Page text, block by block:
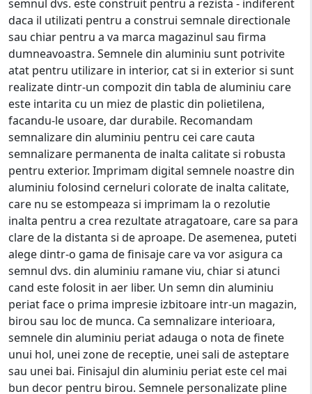
semnul dvs. este construit pentru a rezista - indiferent
daca il utilizati pentru a construi semnale directionale
sau chiar pentru a va marca magazinul sau firma
dumneavoastra. Semnele din aluminiu sunt potrivite
atat pentru utilizare in interior, cat si in exterior si sunt
realizate dintr-un compozit din tabla de aluminiu care
este intarita cu un miez de plastic din polietilena,
facandu-le usoare, dar durabile. Recomandam
semnalizare din aluminiu pentru cei care cauta
semnalizare permanenta de inalta calitate si robusta
pentru exterior. Imprimam digital semnele noastre din
aluminiu folosind cerneluri colorate de inalta calitate,
care nu se estompeaza si imprimam la o rezolutie
inalta pentru a crea rezultate atragatoare, care sa para
clare de la distanta si de aproape. De asemenea, puteti
alege dintr-o gama de finisaje care va vor asigura ca
semnul dvs. din aluminiu ramane viu, chiar si atunci
cand este folosit in aer liber. Un semn din aluminiu
periat face o prima impresie izbitoare intr-un magazin,
birou sau loc de munca. Ca semnalizare interioara,
semnele din aluminiu periat adauga o nota de finete
unui hol, unei zone de receptie, unei sali de asteptare
sau unei bai. Finisajul din aluminiu periat este cel mai
bun decor pentru birou. Semnele personalizate pline